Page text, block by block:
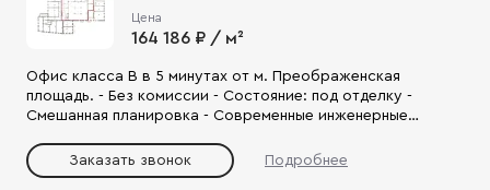
Цена
164 186 ₽ / м²
Офис класса В в 5 минутах от м. Преображенская
площадь. - Без комиссии - Состояние: под отделку -
Смешанная планировка - Современные инженерные
Удобный выезд на ул. Стромынка, ул. Большая
Черкизовская, ТТК.
Заказать звонок Подробнее